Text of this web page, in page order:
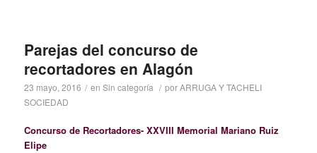
Parejas del concurso de
recortadores en Alagón
23 mayo, 2016 / en Sin categoría / porARRUGA Y TACHELI
SOCIEDAD
Concurso de Recortadores- XXVIII Memorial Mariano Ruiz
Elipe